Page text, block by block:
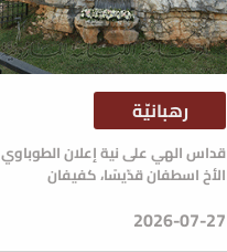
رهبانيّة
قداس الهي على نية إعلان الطوباوي
الأخ اسطفان قدّيسًا، كفيفان
2026-07-27